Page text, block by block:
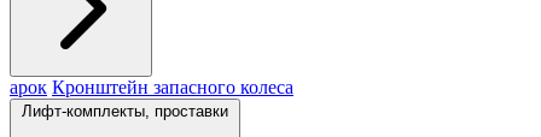
арок Кронштейн запасного колеса
Лифт-комплекты, проставки